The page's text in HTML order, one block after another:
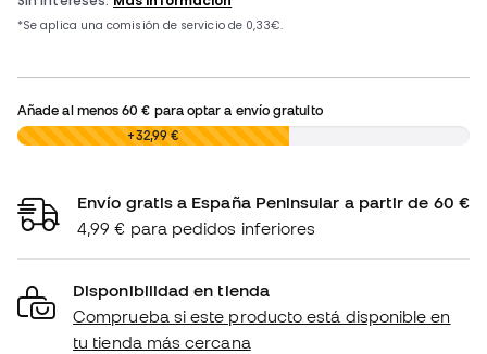
Añade al menos60 € para optar a envío gratuito
0,00 € +32,99 €
Envío gratis a España Peninsular a partir de 60 €
4,99 € para pedidos inferiores
Disponibilidad en tienda
Comprueba si este producto está disponible en
tu tienda más cercana